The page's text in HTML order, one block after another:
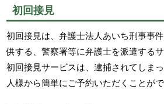
初回接見
初回接見は、弁護士法人あいち刑事事
供する、警察署等に弁護士を派遣するサ
初回接見サービスは、逮捕されてしま
人様から簡単にご予約いただくことがで